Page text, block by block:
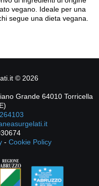
vegano. Ideale per una
segue una dieta vegana.
© 2026
Grande 64010 Torricella
- Cookie Policy